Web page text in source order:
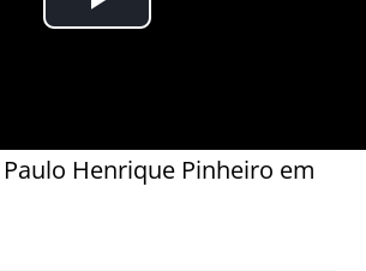
Henrique Pinheiro em